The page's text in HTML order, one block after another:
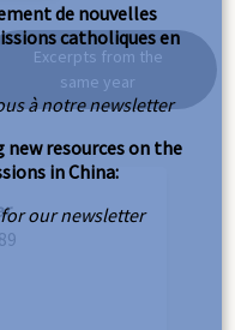
Excerpts from the
same year
de nouvelles
catholiques en
à notre newsletter
new resources on the
in China:
our newsletter